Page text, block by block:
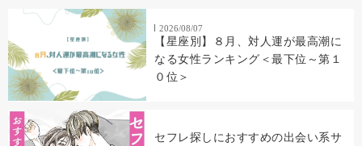
2026/08/07
【星座別】８月、対人運が最高潮に
なる女性ランキング＜最下位～第１
０位＞
セフレ探しにおすすめの出会い系サ